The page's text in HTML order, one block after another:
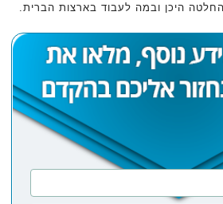
היכן ובמה לעבוד בארצות הברית.